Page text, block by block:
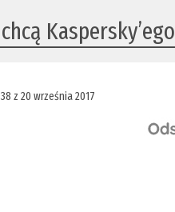
Kaspersky’ego
z 20 września 2017